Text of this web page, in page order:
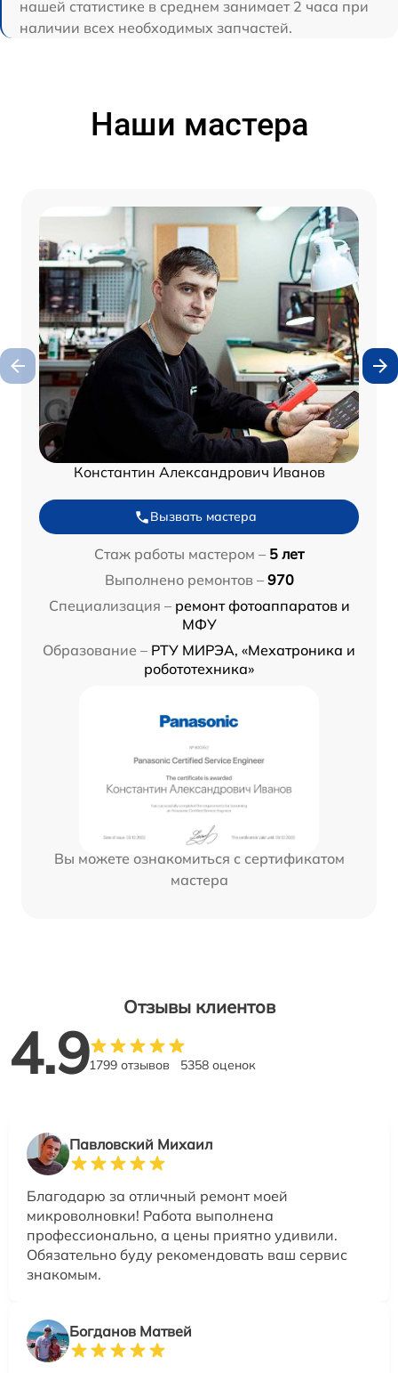
нашей статистике в среднем занимает 2 часа при
наличии всех необходимых запчастей.
Наши мастера
Константин Александрович Иванов
Вызвать мастера
Стаж работы мастером – 5 лет
Выполнено ремонтов – 970
Специализация – ремонт фотоаппаратов и
МФУ
Образование – РТУ МИРЭА, «Мехатроника и
робототехника»
Вы можете ознакомиться с сертификатом
мастера
Отзывы клиентов
4.91799 отзывов 5358 оценок
Павловский Михаил
Благодарю за отличный ремонт моей
микроволновки! Работа выполнена
профессионально, а цены приятно удивили.
Обязательно буду рекомендовать ваш сервис
знакомым.
Богданов Матвей